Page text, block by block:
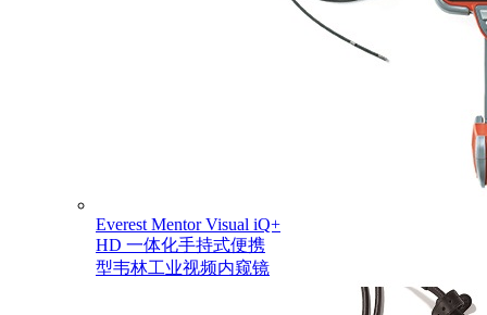
Everest Mentor Visual iQ+
HD 一体化手持式便携
型韦林工业视频内窥镜